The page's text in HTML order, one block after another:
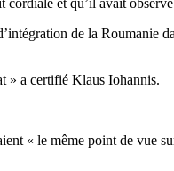
et qu’il avait
de la Roumanie
» a certifié Klaus Iohannis.
« le même point de vue